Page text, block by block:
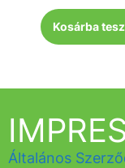
Kosárba
Általános